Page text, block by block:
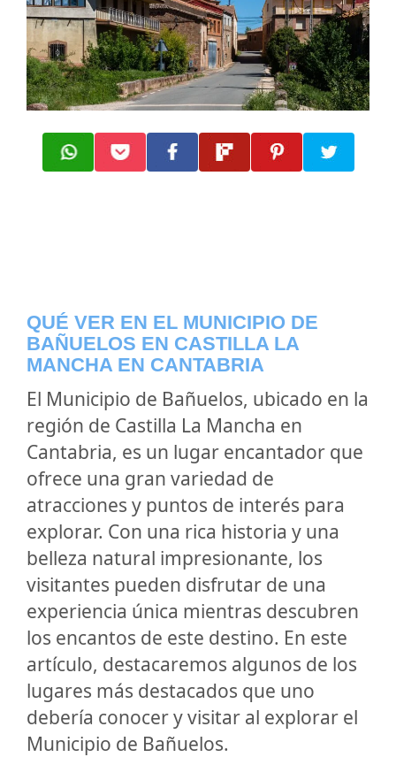
QUÉ VER EN EL MUNICIPIO DE
BAÑUELOS EN CASTILLA LA
MANCHA EN CANTABRIA
El Municipio de Bañuelos, ubicado en la
región de Castilla La Mancha en
Cantabria, es un lugar encantador que
ofrece una gran variedad de
atracciones y puntos de interés para
explorar. Con una rica historia y una
belleza natural impresionante, los
visitantes pueden disfrutar de una
experiencia única mientras descubren
los encantos de este destino. En este
artículo, destacaremos algunos de los
lugares más destacados que uno
debería conocer y visitar al explorar el
Municipio de Bañuelos.